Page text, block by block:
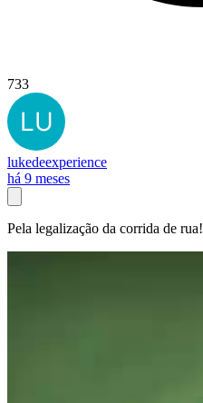
733
lukedeexperience
há 9 meses
Pela legalização da corrida de rua!